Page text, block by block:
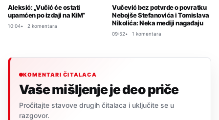
Aleksić: „Vučić će ostati
upamćen po izdaji na KiM“
10:04 2 komentara
Vučević bez potvrde o povratku
Nebojše Stefanovića i Tomislava
Nikolića: Neka mediji nagađaju
09:52 1 komentara
KOMENTARI ČITALACA
Vaše mišljenje je deo priče
Pročitajte stavove drugih čitalaca i uključite se u
razgovor.